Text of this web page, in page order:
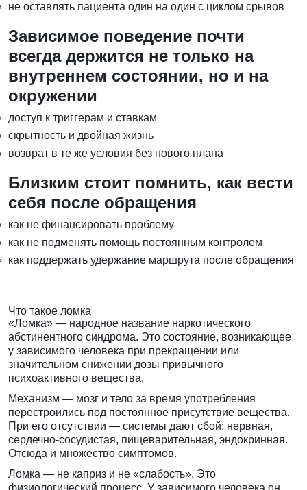
не оставлять пациента один на один с циклом срывов
Зависимое поведение почти
всегда держится не только на
внутреннем состоянии, но и на
окружении
доступ к триггерам и ставкам
скрытность и двойная жизнь
возврат в те же условия без нового плана
Близким стоит помнить, как вести
себя после обращения
как не финансировать проблему
как не подменять помощь постоянным контролем
как поддержать удержание маршрута после обращения
Что такое ломка
«Ломка» — народное название наркотического
абстинентного синдрома. Это состояние, возникающее
у зависимого человека при прекращении или
значительном снижении дозы привычного
психоактивного вещества.
Механизм — мозг и тело за время употребления
перестроились под постоянное присутствие вещества.
При его отсутствии — системы дают сбой: нервная,
сердечно-сосудистая, пищеварительная, эндокринная.
Отсюда и множество симптомов.
Ломка — не каприз и не «слабость». Это